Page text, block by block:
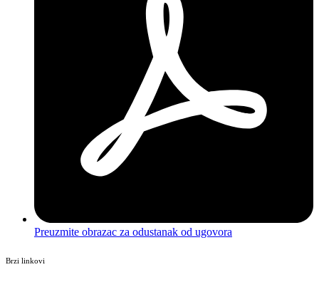
Preuzmite obrazac za odustanak od ugovora
Brzi linkovi